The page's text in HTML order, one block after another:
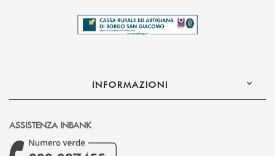
INFORMAZIONI
ASSISTENZA INBANK